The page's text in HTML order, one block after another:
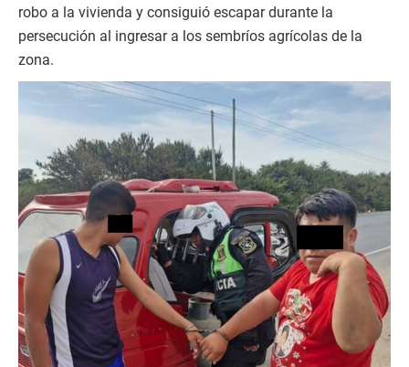
robo a la vivienda y consiguió escapar durante la
persecución al ingresar a los sembríos agrícolas de la
zona.